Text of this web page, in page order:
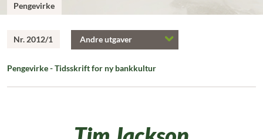
o
Pengevirke
Nr. 2012/1 Andre utgaver
Pengevirke - Tidsskrift for ny bankkultur